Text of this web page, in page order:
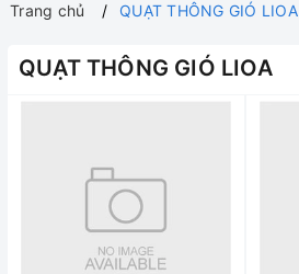
Trang chủ QUẠT THÔNG GIÓ LIOA
QUẠT THÔNG GIÓ LIOA